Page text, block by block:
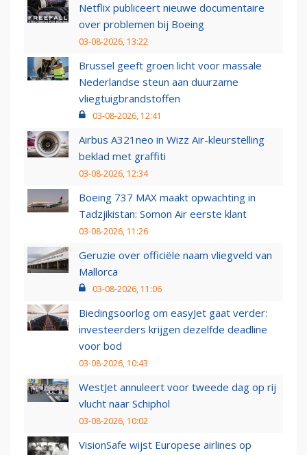
Netflix publiceert nieuwe documentaire
over problemen bij Boeing
03-08-2026, 13:22
Brussel geeft groen licht voor massale
Nederlandse steun aan duurzame
vliegtuigbrandstoffen
03-08-2026, 12:41
Airbus A321neo in Wizz Air-kleurstelling
beklad met graffiti
03-08-2026, 12:34
Boeing 737 MAX maakt opwachting in
Tadzjikistan: Somon Air eerste klant
03-08-2026, 11:26
Geruzie over officiële naam vliegveld van
Mallorca
03-08-2026, 11:06
Biedingsoorlog om easyJet gaat verder:
investeerders krijgen dezelfde deadline
voor bod
03-08-2026, 10:43
WestJet annuleert voor tweede dag op rij
vlucht naar Schiphol
03-08-2026, 10:02
VisionSafe wijst Europese airlines op